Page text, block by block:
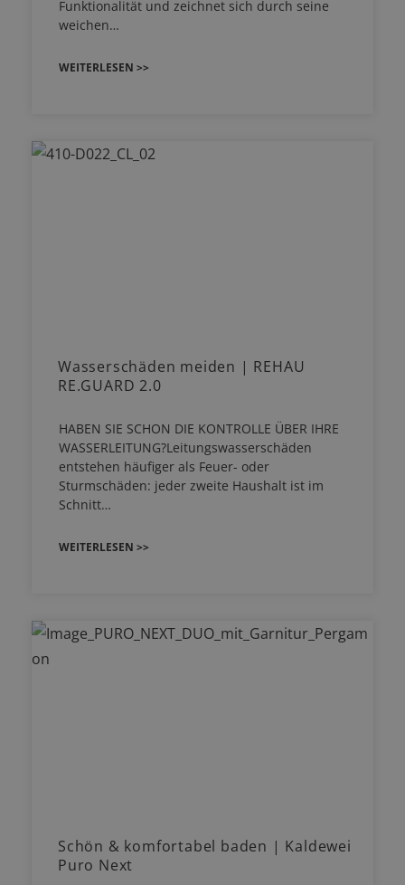
Funktionalität und zeichnet sich durch seine
weichen…
WEITERLESEN >>
Wasserschäden meiden | REHAU
RE.GUARD 2.0
HABEN SIE SCHON DIE KONTROLLE ÜBER IHRE
WASSERLEITUNG?Leitungswasserschäden
entstehen häufiger als Feuer- oder
Sturmschäden: jeder zweite Haushalt ist im
Schnitt…
WEITERLESEN >>
Schön & komfortabel baden | Kaldewei
Puro Next